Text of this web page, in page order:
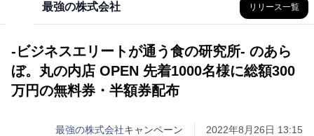
最強の株式会社 リリース一覧
-ビジネスエリートが通う食の研究所- のあら
ぼ。丸の内店 OPEN 先着1000名様に総額300
万円の無料券・半額券配布
最強の株式会社キャンペーン 2022年8月26日 13:15